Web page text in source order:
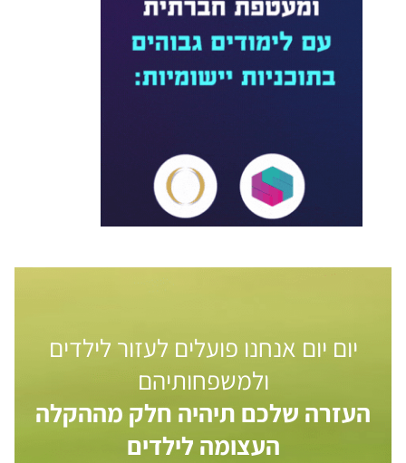
יום יום אנחנו פועלים לעזור לילדים
ולמשפחותיהם
העזרה שלכם תיהיה חלק מההקלה
העצומה לילדים